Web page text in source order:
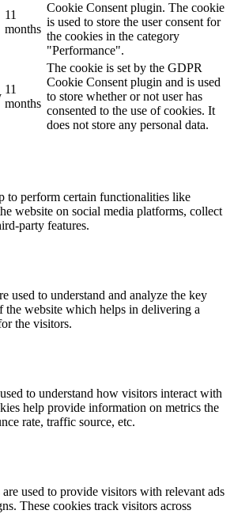
11
months
Cookie Consent plugin. The cookie
is used to store the user consent for
the cookies in the category
"Performance".
11
months
The cookie is set by the GDPR
Cookie Consent plugin and is used
to store whether or not user has
consented to the use of cookies. It
does not store any personal data.
to perform certain functionalities like
website on social media platforms, collect
party features.
used to understand and analyze the key
the website which helps in delivering a
the visitors.
to understand how visitors interact with
help provide information on metrics the
rate, traffic source, etc.
used to provide visitors with relevant ads
These cookies track visitors across